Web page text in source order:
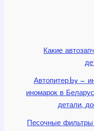
Какие
Автопитер.by —
иномарок в
детали,
Песочные фильтры